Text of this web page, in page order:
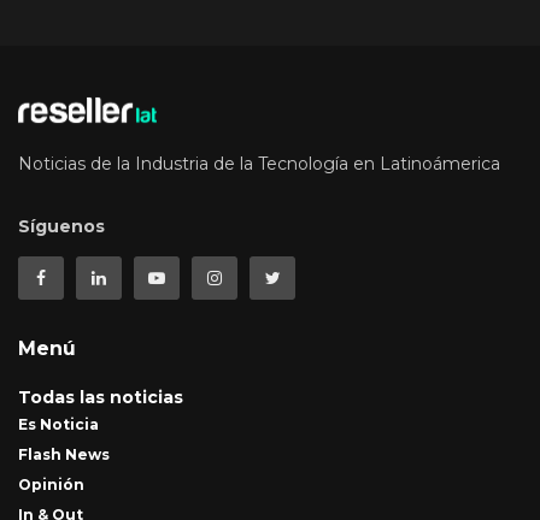
Noticias de la Industria de la Tecnología en Latinoámerica
Síguenos
Menú
Todas las noticias
Es Noticia
Flash News
Opinión
In & Out